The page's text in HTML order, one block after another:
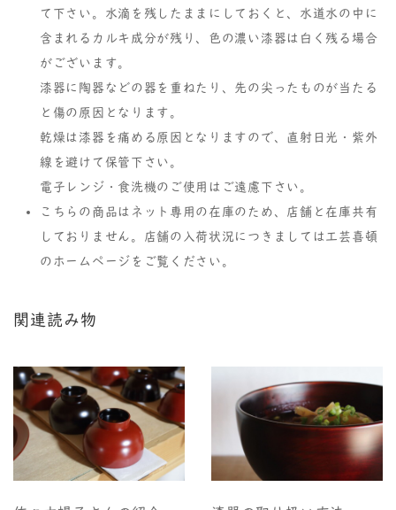
て下さい。水滴を残したままにしておくと、水道水の中に
含まれるカルキ成分が残り、色の濃い漆器は白く残る場合
がございます。
漆器に陶器などの器を重ねたり、先の尖ったものが当たる
と傷の原因となります。
乾燥は漆器を痛める原因となりますので、直射日光・紫外
線を避けて保管下さい。
電子レンジ・食洗機のご使用はご遠慮下さい。
こちらの商品はネット専用の在庫のため、店舗と在庫共有
しておりません。店舗の入荷状況につきましては工芸喜頓
のホームページをご覧ください。
関連読み物